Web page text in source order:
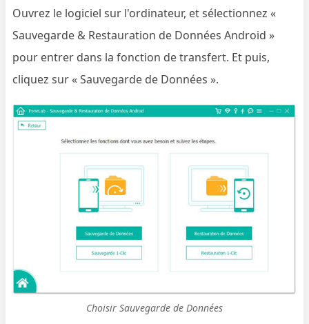
Ouvrez le logiciel sur l'ordinateur, et sélectionnez «
Sauvegarde & Restauration de Données Android »
pour entrer dans la fonction de transfert. Et puis,
cliquez sur « Sauvegarde de Données ».
Choisir Sauvegarde de Données